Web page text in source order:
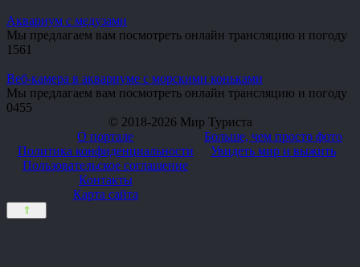
Аквариум с медузами
Мы предлагаем вам посмотреть онлайн трансляцию и погоду
1 561
Веб-камера в аквариуме с морскими коньками
Мы предлагаем вам посмотреть онлайн трансляцию и погоду
0455
© 2018-2026 Мир Туриста
О портале
Политика конфиденциальности
Пользовательское соглашение
Контакты
Карта сайта
Больше, чем просто фото
Увидеть мир и выжить